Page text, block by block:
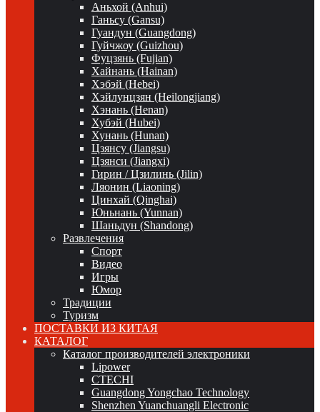
Аньхой (Anhui)
Ганьсу (Gansu)
Гуандун (Guangdong)
Гуйчжоу (Guizhou)
Фуцзянь (Fujian)
Хайнань (Hainan)
Хэбэй (Hebei)
Хэйлунцзян (Heilongjiang)
Хэнань (Henan)
Хубэй (Hubei)
Хунань (Hunan)
Цзянсу (Jiangsu)
Цзянси (Jiangxi)
Гирин / Цзилинь (Jilin)
Ляонин (Liaoning)
Цинхай (Qinghai)
Юньнань (Yunnan)
Шаньдун (Shandong)
Развлечения
Спорт
Видео
Игры
Юмор
Традиции
Туризм
ПОСТАВКИ ИЗ КИТАЯ
КАТАЛОГ
Каталог производителей электроники
Lipower
CTECHI
Guangdong Yongchao Technology
Shenzhen Yuanchuangli Electronic